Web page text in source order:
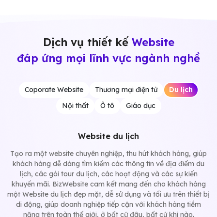
Dịch vụ thiết kế Website
đáp ứng mọi lĩnh vực ngành nghề
Coporate Website Thương mại điện tử
Du lịch
Nội thất
Ô tô Giáo dục
Website nội thất
Với đội ngũ thiết kế giàu kinh nghiệm và tận tâm, BizWebsite
sẽ mang đến cho quý khách một trang web nội thất độc đáo,
thể hiện phong cách và thương hiệu của doanh nghiệp, giúp
khách hàng dễ dàng tìm kiếm thông tin về các dịch vụ thiết kế
nội thất, sản phẩm và dự án đã hoàn thành của doanh nghiệp
từ đó gia tăng doanh số bán hàng.